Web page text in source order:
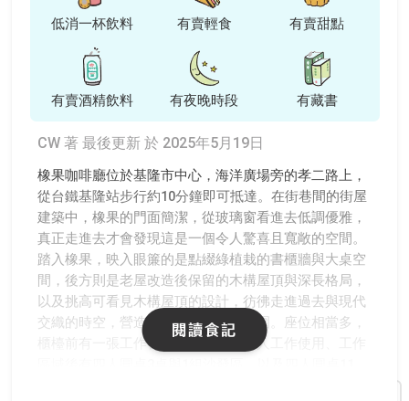
低消一杯飲料 有賣輕食 有賣甜點
有賣酒精飲料 有夜晚時段 有藏書
CW 著 最後更新 於 2025年5月19日
橡果咖啡廳位於基隆市中心，海洋廣場旁的孝二路上，
從台鐵基隆站步行約10分鐘即可抵達。在街巷間的街屋
建築中，橡果的門面簡潔，從玻璃窗看進去低調優雅，
真正走進去才會發現這是一個令人驚喜且寬敞的空間。
踏入橡果，映入眼簾的是點綴綠植栽的書櫃牆與大桌空
間，後方則是老屋改造後保留的木構屋頂與深長格局，
以及挑高可看見木構屋頂的設計，彷彿走進過去與現代
交織的時空，營造出放鬆而溫馨的氛圍。座位相當多，
櫃檯前有一張工作長桌適合團體或個人工作使用、工作
閱讀食記